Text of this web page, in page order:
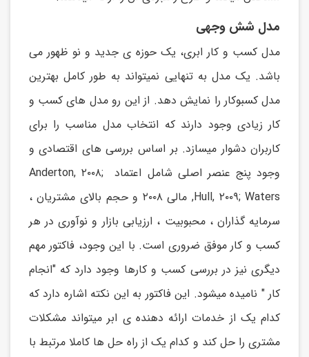
مدل شش وجهی
مدل کسب و کار ابری، یک حوزه ی جدید و نو ظهور می
باشد. یک مدل به تنهایی نمیتواند به طور کامل بهترین
مدل کسبوکار را نمایش دهد. از این رو مدل های کسب و
کار زیادی وجود دارند که انتخاب مدل مناسب را برای
کاربران دشوار میسازد. بر اساس بررسی های اقتصادی و
وجود پنج عنصر اصلی شامل اعتماد Anderton, ۲۰۰۸;
Hull, ۲۰۰۹; Waters, مالی ۲۰۰۸ و حجم بالای مشتریان ،
سرمایه گذاران ، محبوبیت ، ارزیابی بازار و نوآوری در هر
کسب و کار موفق ضروری است. با این وجود، فاکتور مهم
دیگری نیز در بررسی کسب و کارها وجود دارد که "انجام
کار " نامیده میشود. این فاکتور به این نکته اشاره دارد که
کدام یک از خدمات ارائه دهنده ی ابر میتواند مشکلات
مشتری را حل کند و کدام یک از راه حل ها کاملا مرتبط با